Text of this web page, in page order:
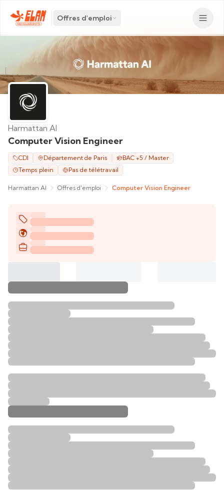
Offres d'emploi
Computer Vision Engineer
Harmattan AI
CDI Département de Paris
BAC +5 / Master
Temps plein
Pas de télétravail
Harmattan AI Offres d'emploi Computer Vision Engineer